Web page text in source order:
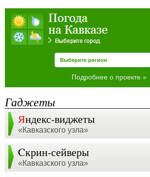
Подробнее о проекте »
Гаджеты
Яндекс-виджеты
«Кавказского узла»
Cкрин-сейверы
«Кавказского узла»